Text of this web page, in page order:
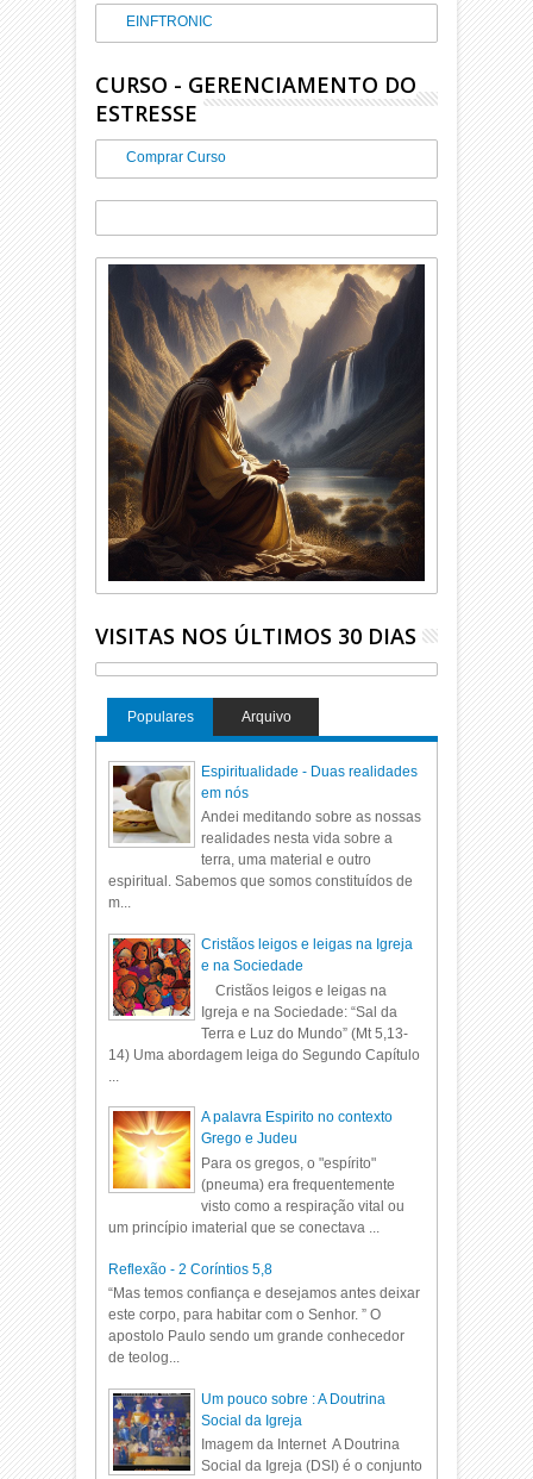
EINFTRONIC
CURSO - GERENCIAMENTO DO
ESTRESSE
Comprar Curso
VISITAS NOS ÚLTIMOS 30 DIAS
Populares Arquivo
Espiritualidade - Duas realidades
em nós
Andei meditando sobre as nossas
realidades nesta vida sobre a
terra, uma material e outro
espiritual. Sabemos que somos constituídos de
m...
Cristãos leigos e leigas na Igreja
e na Sociedade
Cristãos leigos e leigas na
Igreja e na Sociedade: “Sal da
Terra e Luz do Mundo” (Mt 5,13-
14) Uma abordagem leiga do Segundo Capítulo
A palavra Espirito no contexto
Grego e Judeu
Para os gregos, o "espírito"
(pneuma) era frequentemente
visto como a respiração vital ou
um princípio imaterial que se conectava ...
Reflexão - 2 Coríntios 5,8
“Mas temos confiança e desejamos antes deixar
este corpo, para habitar com o Senhor. ” O
apostolo Paulo sendo um grande conhecedor
de teolog...
Um pouco sobre : A Doutrina
Social da Igreja
Imagem da Internet A Doutrina
Social da Igreja (DSI) é o conjunto